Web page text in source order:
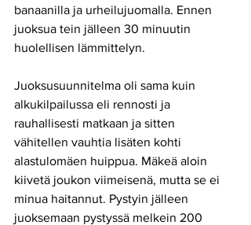
banaanilla ja urheilujuomalla. Ennen
juoksua tein jälleen 30 minuutin
huolellisen lämmittelyn.
Juoksusuunnitelma oli sama kuin
alkukilpailussa eli rennosti ja
rauhallisesti matkaan ja sitten
vähitellen vauhtia lisäten kohti
alastulomäen huippua. Mäkeä aloin
kiivetä joukon viimeisenä, mutta se ei
minua haitannut. Pystyin jälleen
juoksemaan pystyssä melkein 200